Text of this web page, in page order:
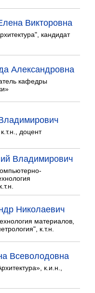
Викторовна
кандидат
Александровна
кафедры
доцент
Владимирович
Николаевич
материалов,
к.т.н.
Всеволодовна
к.и.н.,